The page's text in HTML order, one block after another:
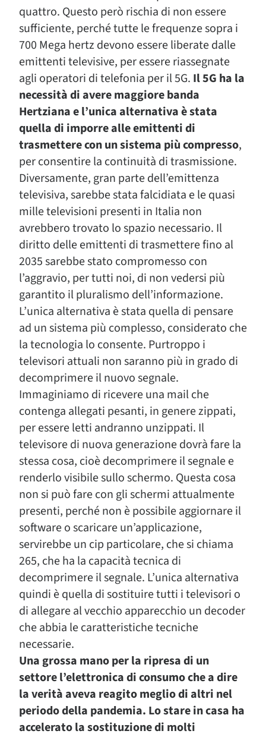
quattro. Questo però rischia di non essere
sufficiente, perché tutte le frequenze sopra i
700 Mega hertz devono essere liberate dalle
emittenti televisive, per essere riassegnate
agli operatori di telefonia per il 5G. Il 5G ha la
necessità di avere maggiore banda
Hertziana e l’unica alternativa è stata
quella di imporre alle emittenti di
trasmettere con un sistema più compresso,
per consentire la continuità di trasmissione.
Diversamente, gran parte dell’emittenza
televisiva, sarebbe stata falcidiata e le quasi
mille televisioni presenti in Italia non
avrebbero trovato lo spazio necessario. Il
diritto delle emittenti di trasmettere fino al
2035 sarebbe stato compromesso con
l’aggravio, per tutti noi, di non vedersi più
garantito il pluralismo dell’informazione.
L’unica alternativa è stata quella di pensare
ad un sistema più complesso, considerato che
la tecnologia lo consente. Purtroppo i
televisori attuali non saranno più in grado di
decomprimere il nuovo segnale.
Immaginiamo di ricevere una mail che
contenga allegati pesanti, in genere zippati,
per essere letti andranno unzippati. Il
televisore di nuova generazione dovrà fare la
stessa cosa, cioè decomprimere il segnale e
renderlo visibile sullo schermo. Questa cosa
non si può fare con gli schermi attualmente
presenti, perché non è possibile aggiornare il
software o scaricare un’applicazione,
servirebbe un cip particolare, che si chiama
265, che ha la capacità tecnica di
decomprimere il segnale. L’unica alternativa
quindi è quella di sostituire tutti i televisori o
di allegare al vecchio apparecchio un decoder
che abbia le caratteristiche tecniche
necessarie.
Una grossa mano per la ripresa di un
settore l’elettronica di consumo che a dire
la verità aveva reagito meglio di altri nel
periodo della pandemia. Lo stare in casa ha
accelerato la sostituzione di molti